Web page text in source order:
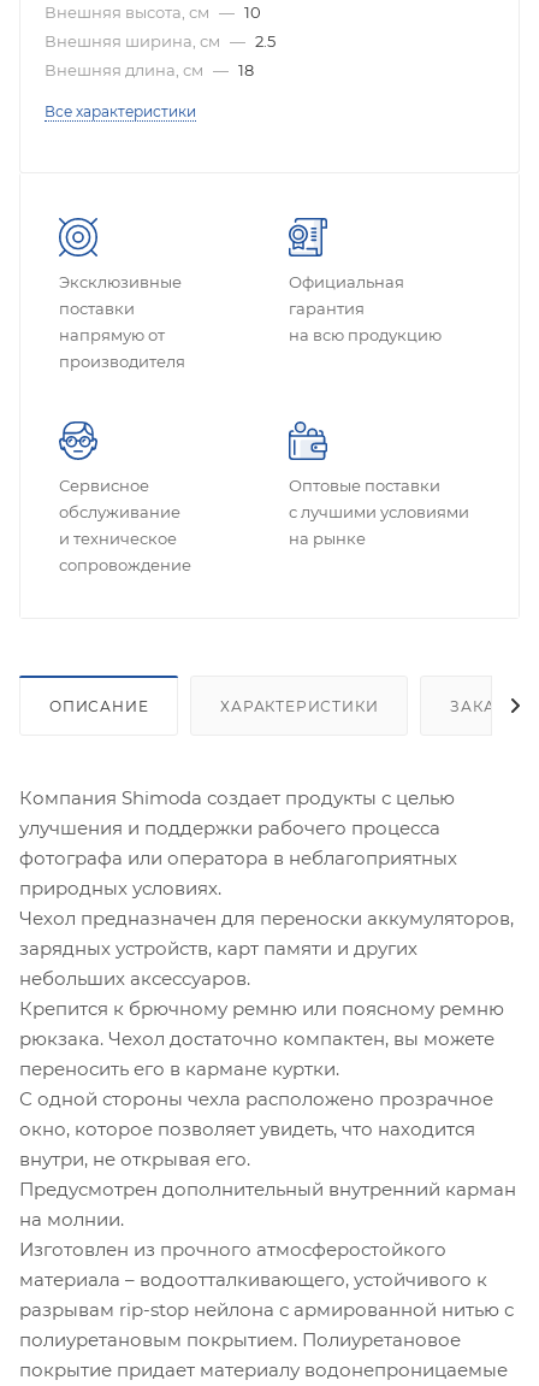
Внешняя высота, см — 10
Внешняя ширина, см — 2.5
Внешняя длина, см — 18
Все характеристики
Эксклюзивные
поставки
напрямую от
производителя
Официальная
гарантия
на всю продукцию
Сервисное
обслуживание
и техническое
сопровождение
Оптовые поставки
с лучшими условиями
на рынке
ОПИСАНИЕ ХАРАКТЕРИСТИКИ
Компания Shimoda создает продукты с целью
улучшения и поддержки рабочего процесса
фотографа или оператора в неблагоприятных
природных условиях.
Чехол предназначен для переноски аккумуляторов,
зарядных устройств, карт памяти и других
небольших аксессуаров.
Крепится к брючному ремню или поясному ремню
рюкзака. Чехол достаточно компактен, вы можете
переносить его в кармане куртки.
С одной стороны чехла расположено прозрачное
окно, которое позволяет увидеть, что находится
внутри, не открывая его.
Предусмотрен дополнительный внутренний карман
на молнии.
Изготовлен из прочного атмосферостойкого
материала – водоотталкивающего, устойчивого к
разрывам rip-stop нейлона с армированной нитью с
полиуретановым покрытием. Полиуретановое
покрытие придает материалу водонепроницаемые